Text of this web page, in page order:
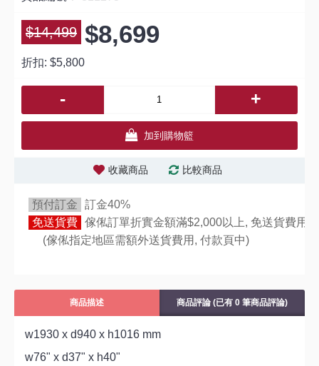
$14,499 $8,699
折扣: $5,800
- +
加到購物籃
收藏商品 比較商品
預付訂金
訂金40%
免送貨費 傢俬訂單折實金額滿$2,000以上, 免送貨費用,
(傢俬指定地區需額外送貨費用, 付款頁中)
商品描述 商品評論 (已有 0 筆商品評論)
w1930 x d940 x h1016 mm
w76" x d37" x h40"